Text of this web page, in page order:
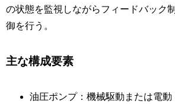
の状態を監視しながらフィードバック制
御を行う。
主な構成要素
油圧ポンプ：機械駆動または電動